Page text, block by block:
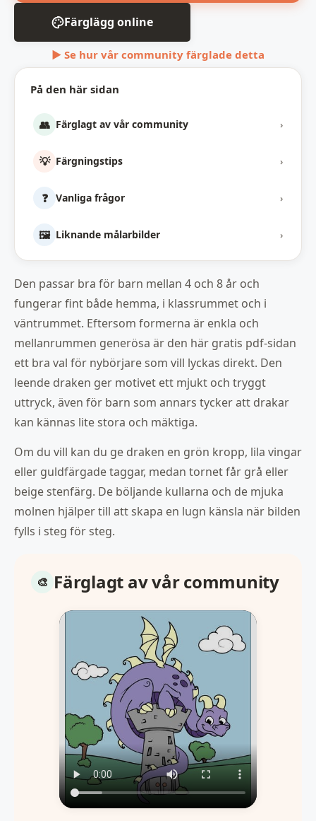
På den här sidan
👥 Färglagt av vår community ›
💡 Färgningstips ›
❓ Vanliga frågor ›
🖼️ Liknande målarbilder ›
Färglägg online
▶ Se hur vår community färglade detta
Den passar bra för barn mellan 4 och 8 år och
fungerar fint både hemma, i klassrummet och i
väntrummet. Eftersom formerna är enkla och
mellanrummen generösa är den här gratis pdf-sidan
ett bra val för nybörjare som vill lyckas direkt. Den
leende draken ger motivet ett mjukt och tryggt
uttryck, även för barn som annars tycker att drakar
kan kännas lite stora och mäktiga.
Om du vill kan du ge draken en grön kropp, lila vingar
eller guldfärgade taggar, medan tornet får grå eller
beige stenfärg. De böljande kullarna och de mjuka
molnen hjälper till att skapa en lugn känsla när bilden
fylls i steg för steg.
Färglagt av vår community